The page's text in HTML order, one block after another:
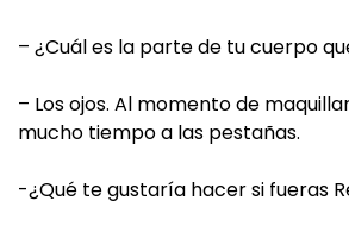
– ¿Cuál es la parte de tu cuerpo
– Los ojos. Al momento de
mucho tiempo a las pestañas.
-¿Qué te gustaría hacer si fueras